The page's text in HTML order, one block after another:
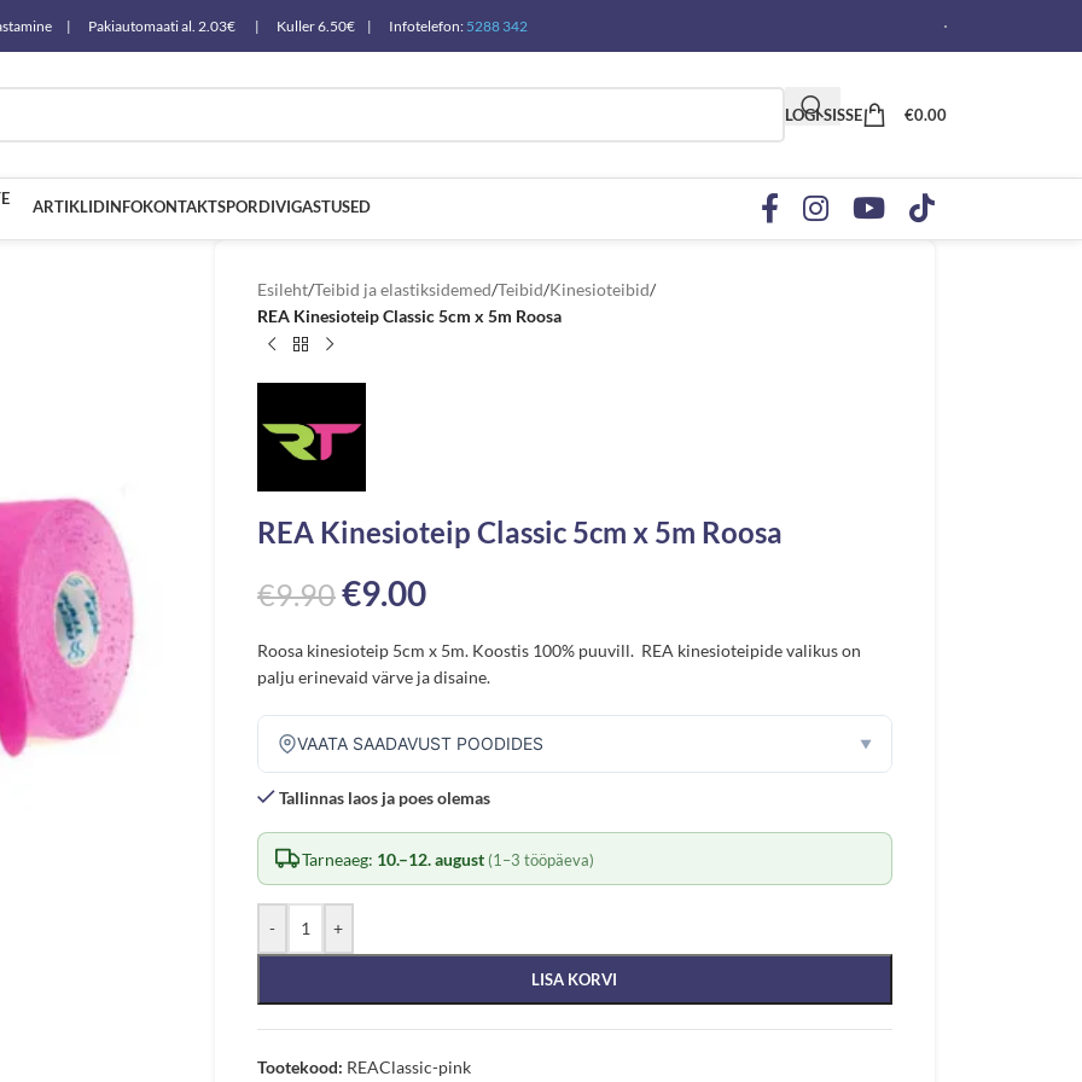
tagastamine | Pakiautomaati al. 2.03€ | Kuller 6.50€ | Infotelefon: 5288 342
LOGI SISSE €0.00
ARTIKLIDINFOKONTAKTSPORDIVIGASTUSED
Esileht/Teibid ja elastiksidemed/Teibid/Kinesioteibid/
REA Kinesioteip Classic 5cm x 5m Roosa
REA Kinesioteip Classic 5cm x 5m Roosa
€9.90€9.00
Roosa kinesioteip 5cm x 5m. Koostis 100% puuvill. REA kinesioteipide valikus on
palju erinevaid värve ja disaine.
VAATA SAADAVUST POODIDES ▼
Tallinnas laos ja poes olemas
Tarneaeg: 10.–12. august (1–3 tööpäeva)
- +
LISA KORVI
Tootekood: REAClassic-pink